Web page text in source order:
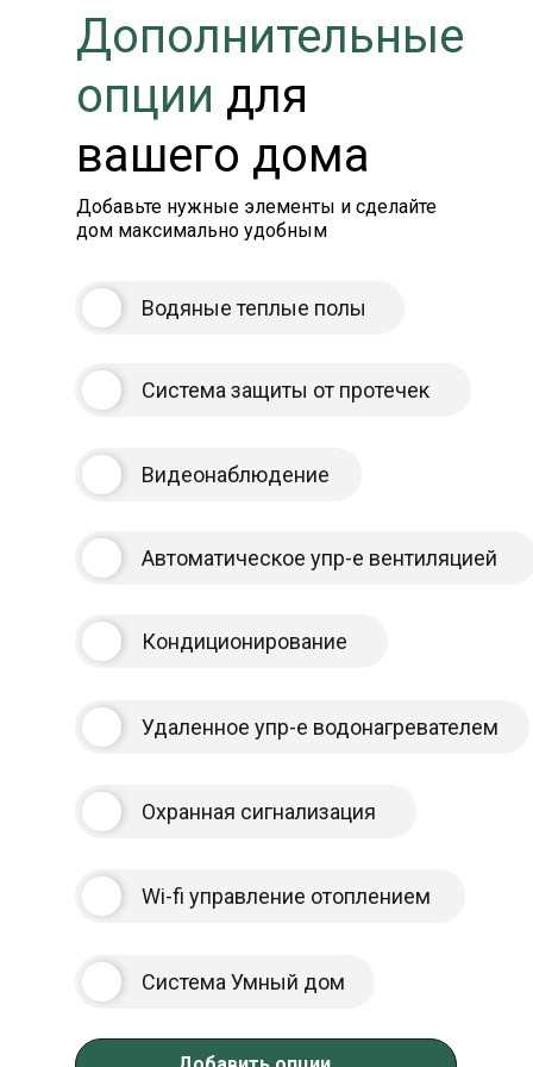
Cистема Умный дом
Охранная сигнализация
Кондиционирование
Wi-fi управление отоплением
Удаленное упр-е водонагревателем
Автоматическое упр-е вентиляцией
Видеонаблюдение
Система защиты от протечек
Водяные теплые полы
Дополнительные
опции для
вашего дома
Добавьте нужные элементы и сделайте
дом максимально удобным